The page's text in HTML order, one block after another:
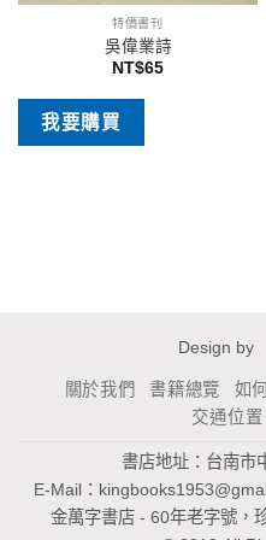
特價書刊
吳偉業詩
NT$65
我要購買
Design by
關於我們 書籍總覽 如
交通位置
書店地址：台南市
E-Mail：
金萬字書店 - 60年老字號，